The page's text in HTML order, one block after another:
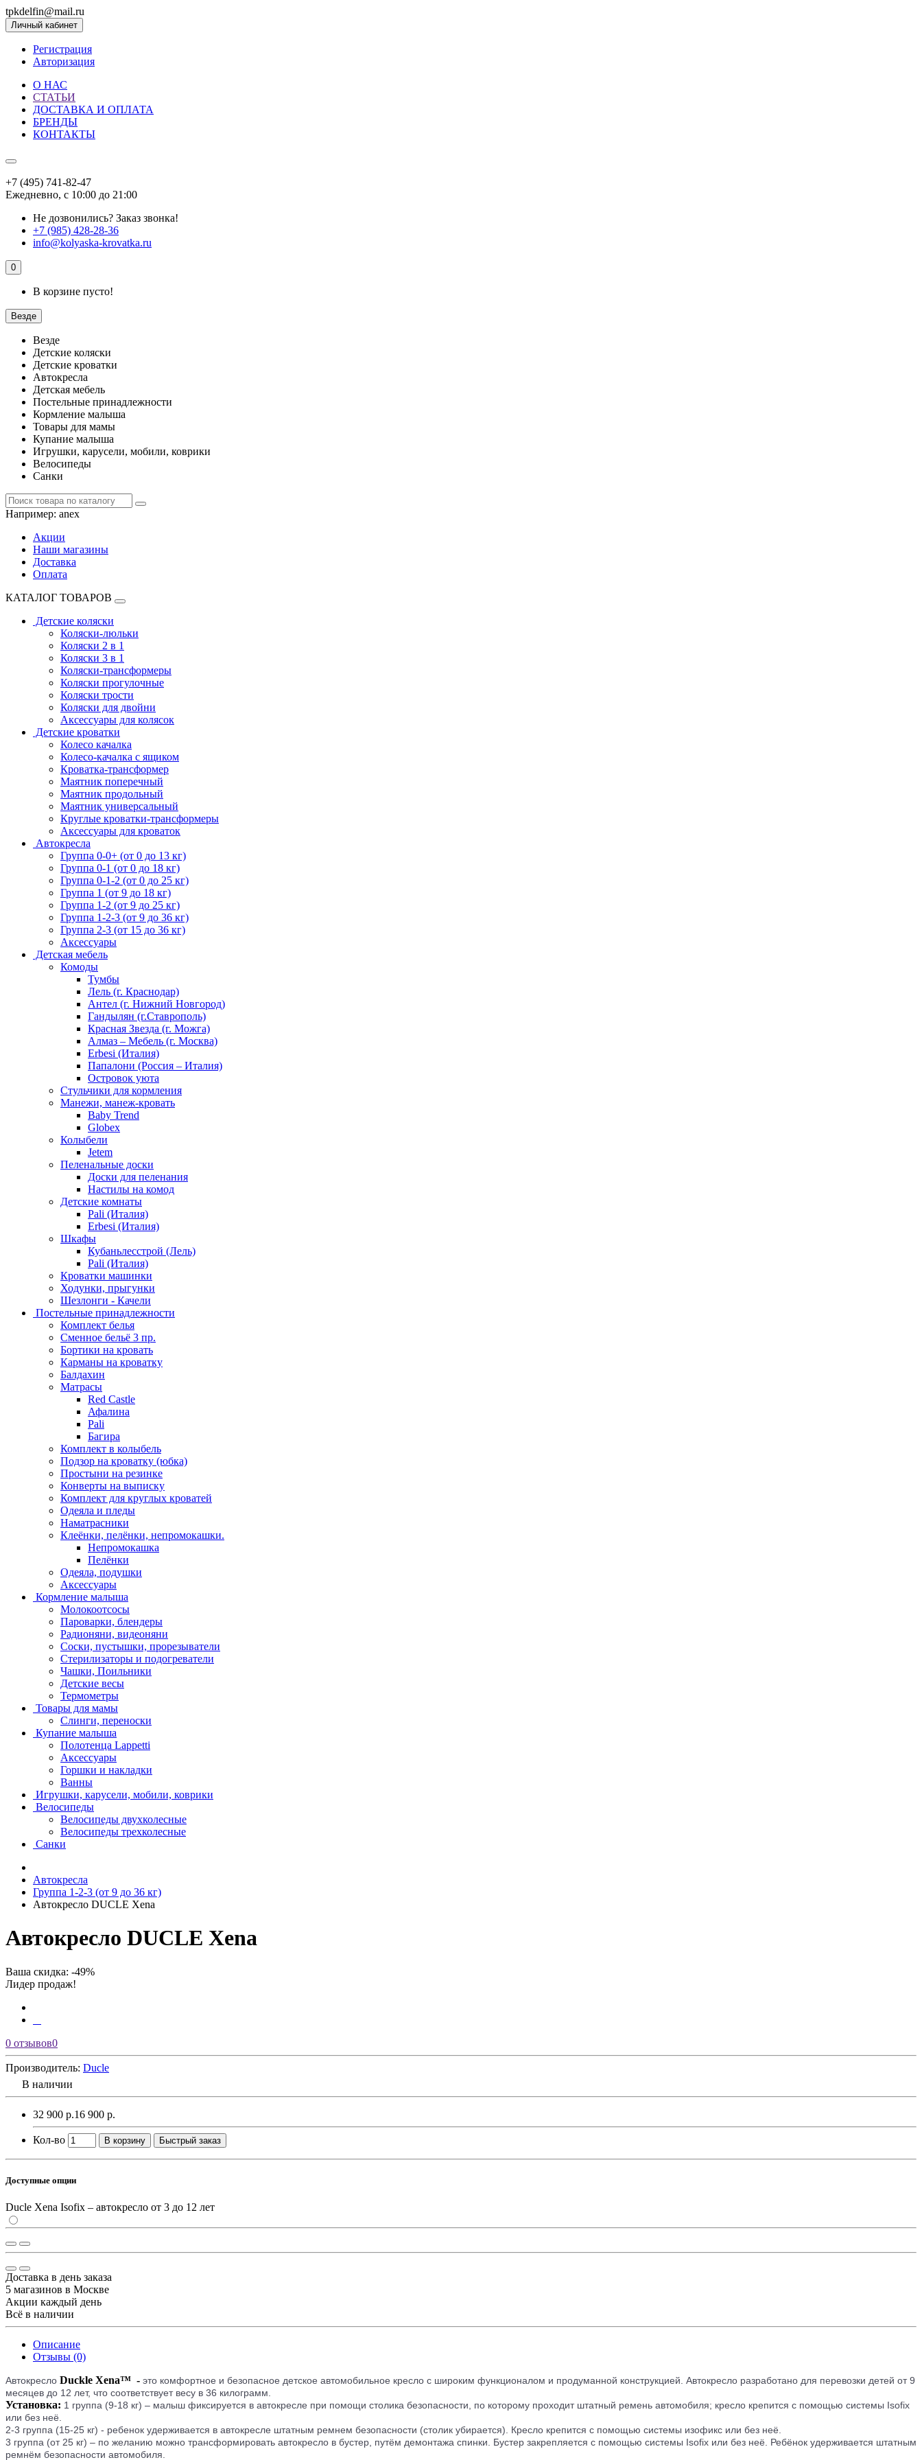
tpkdelfin@mail.ru
Личный кабинет
Регистрация
Авторизация
О НАС
СТАТЬИ
ДОСТАВКА И ОПЛАТА
БРЕНДЫ
КОНТАКТЫ
+7 (495) 741-82-47
Ежедневно, с 10:00 до 21:00
Не дозвонились? Заказ звонка!
+7 (985) 428-28-36
info@kolyaska-krovatka.ru
0
В корзине пусто!
Везде
Везде
Детские коляски
Детские кроватки
Автокресла
Детская мебель
Постельные принадлежности
Кормление малыша
Товары для мамы
Купание малыша
Игрушки, карусели, мобили, коврики
Велосипеды
Санки
Например: anex
Акции
Наши магазины
Доставка
Оплата
КАТАЛОГ ТОВАРОВ
Детские коляски
Коляски-люльки
Коляски 2 в 1
Коляски 3 в 1
Коляски-трансформеры
Коляски прогулочные
Коляски трости
Коляски для двойни
Аксессуары для колясок
Детские кроватки
Колесо качалка
Колесо-качалка с ящиком
Кроватка-трансформер
Маятник поперечный
Маятник продольный
Маятник универсальный
Круглые кроватки-трансформеры
Аксессуары для кроваток
Автокресла
Группа 0-0+ (от 0 до 13 кг)
Группа 0-1 (от 0 до 18 кг)
Группа 0-1-2 (от 0 до 25 кг)
Группа 1 (от 9 до 18 кг)
Группа 1-2 (от 9 до 25 кг)
Группа 1-2-3 (от 9 до 36 кг)
Группа 2-3 (от 15 до 36 кг)
Аксессуары
Детская мебель
Комоды
Тумбы
Лель (г. Краснодар)
Антел (г. Нижний Новгород)
Гандылян (г.Ставрополь)
Красная Звезда (г. Можга)
Алмаз – Мебель (г. Москва)
Erbesi (Италия)
Папалони (Россия – Италия)
Островок уюта
Стульчики для кормления
Манежи, манеж-кровать
Baby Trend
Globex
Колыбели
Jetem
Пеленальные доски
Доски для пеленания
Настилы на комод
Детские комнаты
Pali (Италия)
Erbesi (Италия)
Шкафы
Кубаньлесстрой (Лель)
Pali (Италия)
Кроватки машинки
Ходунки, прыгунки
Шезлонги - Качели
Постельные принадлежности
Комплект белья
Сменное бельё 3 пр.
Бортики на кровать
Карманы на кроватку
Балдахин
Матрасы
Red Castle
Афалина
Pali
Багира
Комплект в колыбель
Подзор на кроватку (юбка)
Простыни на резинке
Конверты на выписку
Комплект для круглых кроватей
Одеяла и пледы
Наматрасники
Клеёнки, пелёнки, непромокашки.
Непромокашка
Пелёнки
Одеяла, подушки
Аксессуары
Кормление малыша
Молокоотсосы
Пароварки, блендеры
Радионяни, видеоняни
Соски, пустышки, прорезыватели
Стерилизаторы и подогреватели
Чашки, Поильники
Детские весы
Термометры
Товары для мамы
Слинги, переноски
Купание малыша
Полотенца Lappetti
Аксессуары
Горшки и накладки
Ванны
Игрушки, карусели, мобили, коврики
Велосипеды
Велосипеды двухколесные
Велосипеды трехколесные
Санки
Автокресла
Группа 1-2-3 (от 9 до 36 кг)
Автокресло DUCLE Xena
Автокресло DUCLE Xena
Ваша скидка: -49%
Лидер продаж!
0 отзывов0
Производитель: Ducle
В наличии
32 900 р.16 900 р.
Кол-во В корзину Быстрый заказ
Доступные опции
Ducle Xena Isofix – автокресло от 3 до 12 лет
Доставка в день заказа
5 магазинов в Москве
Акции каждый день
Всё в наличии
Описание
Отзывы (0)
Автокресло Duckle Xena™ - это комфортное и безопасное детское автомобильное кресло с широким функционалом и продуманной конструкцией. Автокресло разработано для перевозки детей от 9
месяцев до 12 лет, что соответствует весу в 36 килограмм.
Установка: 1 группа (9-18 кг) – малыш фиксируется в автокресле при помощи столика безопасности, по которому проходит штатный ремень автомобиля; кресло крепится с помощью системы Isofix
или без неё.
2-3 группа (15-25 кг) - ребенок удерживается в автокресле штатным ремнем безопасности (столик убирается). Кресло крепится с помощью системы изофикс или без неё.
3 группа (от 25 кг) – по желанию можно трансформировать автокресло в бустер, путём демонтажа спинки. Бустер закрепляется с помощью системы Isofix или без неё. Ребёнок удерживается штатным
ремнём безопасности автомобиля.